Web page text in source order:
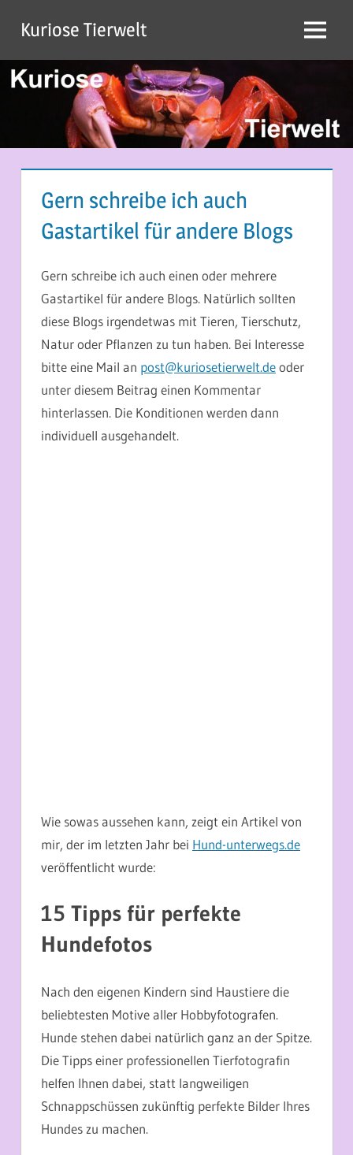
Inhalt
springen
Kuriose Tierwelt Menü
Gern schreibe ich auch
Gastartikel für andere Blogs
Gern schreibe ich auch einen oder mehrere
Gastartikel für andere Blogs. Natürlich sollten
diese Blogs irgendetwas mit Tieren, Tierschutz,
Natur oder Pflanzen zu tun haben. Bei Interesse
bitte eine Mail an post@kuriosetierwelt.deoder
unter diesem Beitrag einen Kommentar
hinterlassen. Die Konditionen werden dann
individuell ausgehandelt.
Wie sowas aussehen kann, zeigt ein Artikel von
mir, der im letzten Jahr bei Hund-unterwegs.de
veröffentlicht wurde:
15 Tipps für perfekte
Hundefotos
Nach den eigenen Kindern sind Haustiere die
beliebtesten Motive aller Hobbyfotografen.
Hunde stehen dabei natürlich ganz an der Spitze.
Die Tipps einer professionellen Tierfotografin
helfen Ihnen dabei, statt langweiligen
Schnappschüssen zukünftig perfekte Bilder Ihres
Hundes zu machen.